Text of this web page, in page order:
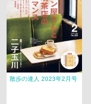
散歩の達人 2023年2月号